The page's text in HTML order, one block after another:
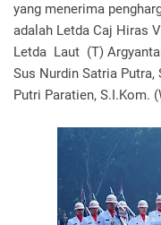
yang menerima
adalah Letda Caj Hiras
Letda Laut (T)
Sus Nurdin Satria Putra,
Putri Paratien, S.I.Kom.